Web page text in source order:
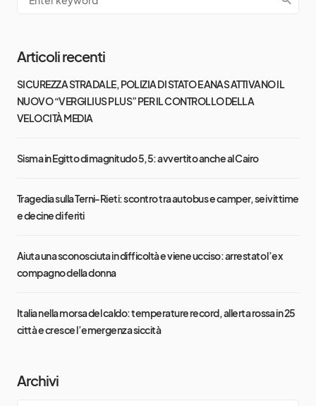
Articoli recenti
SICUREZZA STRADALE, POLIZIA DI STATO E ANAS ATTIVANO IL
NUOVO “VERGILIUS PLUS” PER IL CONTROLLO DELLA
VELOCITÀ MEDIA
Sisma in Egitto di magnitudo 5,5: avvertito anche al Cairo
Tragedia sulla Terni-Rieti: scontro tra autobus e camper, sei vittime
e decine di feriti
Aiuta una sconosciuta in difficoltà e viene ucciso: arrestato l’ex
compagno della donna
Italia nella morsa del caldo: temperature record, allerta rossa in 25
città e cresce l’emergenza siccità
Archivi